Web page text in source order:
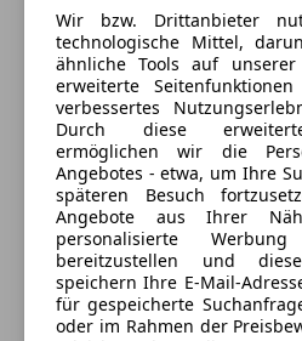
Verkäufer Privat
5400 Hallein, AT
Anbieter kontaktieren
Deine Nachricht
Wir bzw. Drittanbieter
technologische Mittel,
ähnliche Tools auf
erweiterte
verbessertes
Durch diese
ermöglichen wir die
Angebotes - etwa, um Ihre
späteren Besuch
Angebote aus Ihrer
personalisierte
bereitzustellen und
speichern Ihre E-Mail-
für gespeicherte
oder im Rahmen der